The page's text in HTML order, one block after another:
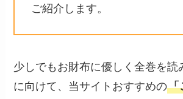
ご紹介します。
少しでもお財布に優しく全巻を読
に向けて、当サイトおすすめの「